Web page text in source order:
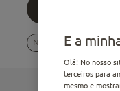
Todos
Nutrição E a
Olá! No nosso
terceiros para
mesmo e